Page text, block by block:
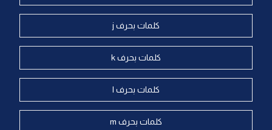
كلمات بحرف j
كلمات بحرف k
كلمات بحرف l
كلمات بحرف m